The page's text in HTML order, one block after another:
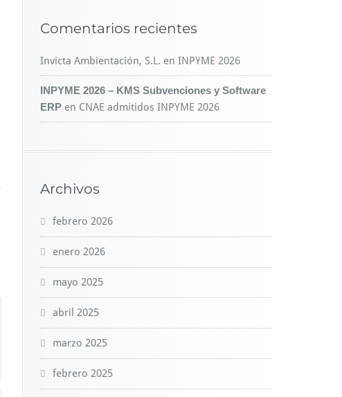
Comentarios recientes
Invicta Ambientación, S.L. en INPYME 2026
INPYME 2026 – KMS Subvenciones y Software
ERP en CNAE admitidos INPYME 2026
Archivos
febrero 2026
enero 2026
mayo 2025
abril 2025
marzo 2025
febrero 2025